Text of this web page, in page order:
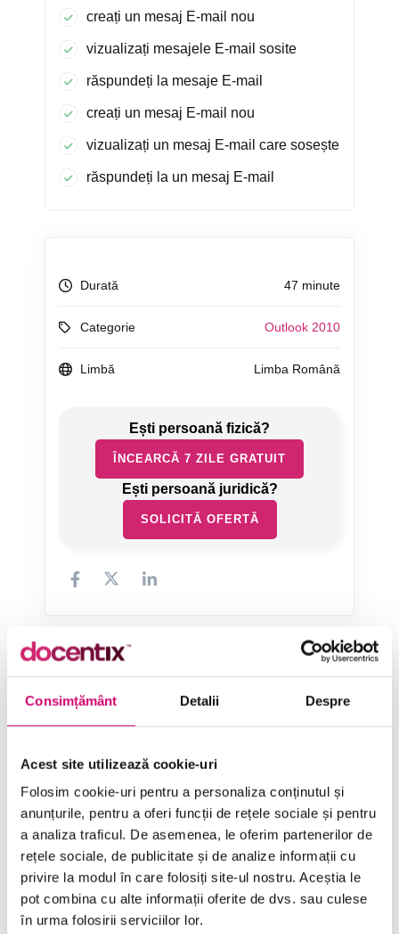
Consimțământ Detalii Despre
Acest site utilizează cookie-uri
Folosim cookie-uri pentru a personaliza conținutul și
anunțurile, pentru a oferi funcții de rețele sociale și pentru
a analiza traficul. De asemenea, le oferim partenerilor de
rețele sociale, de publicitate și de analize informații cu
privire la modul în care folosiți site-ul nostru. Aceștia le
pot combina cu alte informații oferite de dvs. sau culese
în urma folosirii serviciilor lor.
creați un mesaj E-mail nou
vizualizați mesajele E-mail sosite
răspundeți la mesaje E-mail
creați un mesaj E-mail nou
vizualizați un mesaj E-mail care sosește
răspundeți la un mesaj E-mail
Durată 47 minute
Categorie Outlook 2010
Limbă Limba Română
ÎNCEARCĂ 7 ZILE GRATUIT
SOLICITĂ OFERTĂ
Categorii de Cursuri
Finanțe
Management și Leadership
Marketing